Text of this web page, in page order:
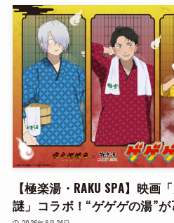
【極楽湯・RAKU SPA】映
謎」コラボ！“ゲゲゲの湯”